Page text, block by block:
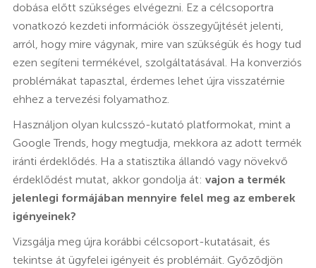
dobása előtt szükséges elvégezni. Ez a célcsoportra
vonatkozó kezdeti információk összegyűjtését jelenti,
arról, hogy mire vágynak, mire van szükségük és hogy tud
ezen segíteni termékével, szolgáltatásával. Ha konverziós
problémákat tapasztal, érdemes lehet újra visszatérnie
ehhez a tervezési folyamathoz.
Használjon olyan kulcsszó-kutató platformokat, mint a
Google Trends, hogy megtudja, mekkora az adott termék
iránti érdeklődés. Ha a statisztika állandó vagy növekvő
érdeklődést mutat, akkor gondolja át: vajon a termék
jelenlegi formájában mennyire felel meg az emberek
igényeinek?
Vizsgálja meg újra korábbi célcsoport-kutatásait, és
tekintse át ügyfelei igényeit és problémáit. Győződjön